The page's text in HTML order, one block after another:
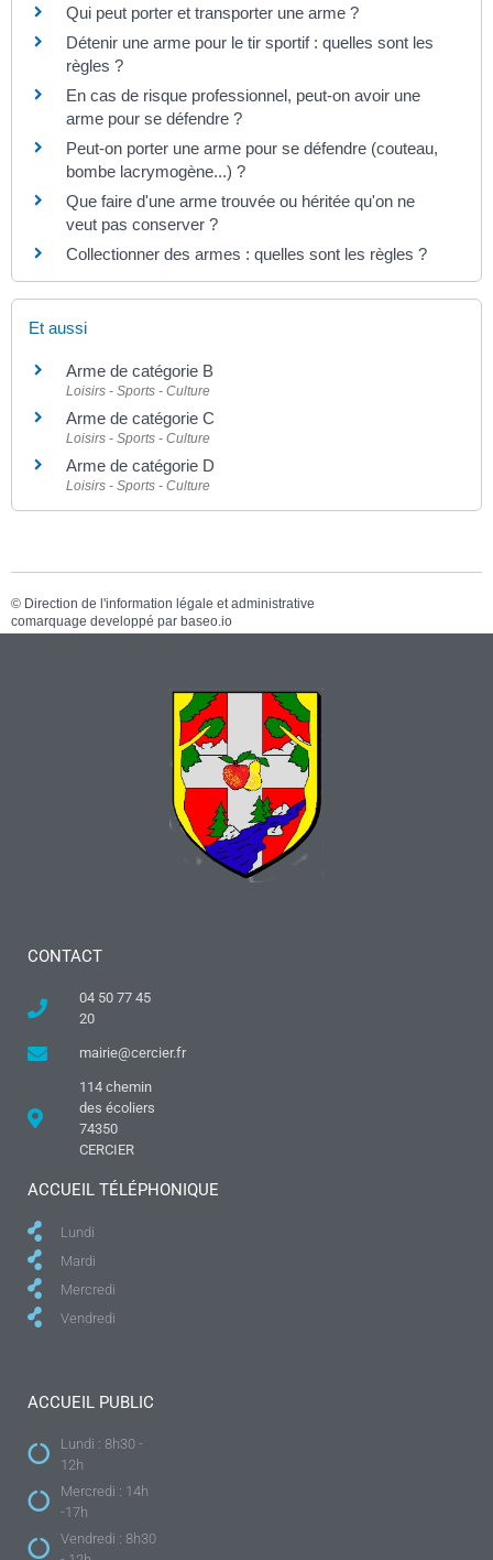
Qui peut porter et transporter une arme ?
Détenir une arme pour le tir sportif : quelles sont les
règles ?
En cas de risque professionnel, peut-on avoir une
arme pour se défendre ?
Peut-on porter une arme pour se défendre (couteau,
bombe lacrymogène...) ?
Que faire d'une arme trouvée ou héritée qu'on ne
veut pas conserver ?
Collectionner des armes : quelles sont les règles ?
Et aussi
Arme de catégorie B
Loisirs - Sports - Culture
Arme de catégorie C
Loisirs - Sports - Culture
Arme de catégorie D
Loisirs - Sports - Culture
© Direction de l'information légale et administrative
comarquage developpé par baseo.io
CONTACT
04 50 77 45
20
mairie@cercier.fr
114 chemin
des écoliers
74350
CERCIER
ACCUEIL TÉLÉPHONIQUE
Lundi
Mardi
Mercredi
Vendredi
ACCUEIL PUBLIC
Lundi : 8h30 -
12h
Mercredi : 14h
-17h
Vendredi : 8h30